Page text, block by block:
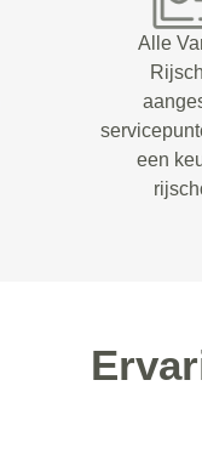
Alle
een